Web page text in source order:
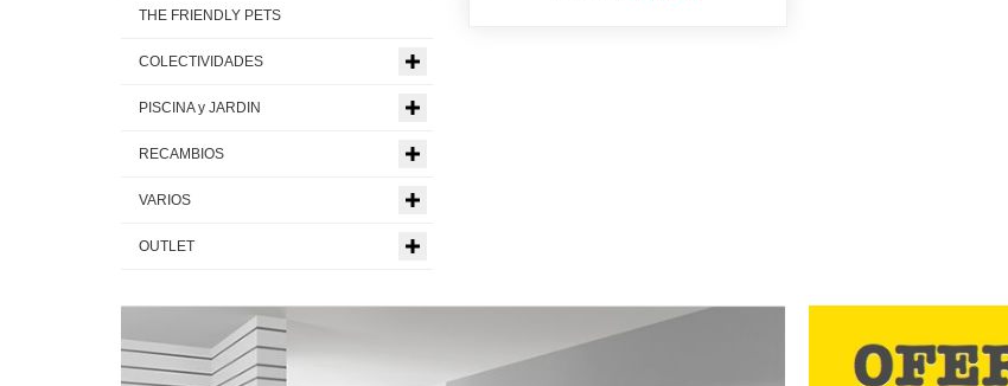
THE FRIENDLY PETS
COLECTIVIDADES
PISCINA y JARDIN
RECAMBIOS
VARIOS
OUTLET